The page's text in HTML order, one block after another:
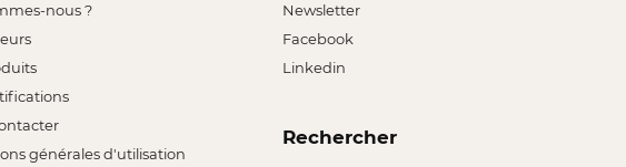
nous ?
générales d'utilisation
Newsletter
Facebook
Linkedin
Rechercher